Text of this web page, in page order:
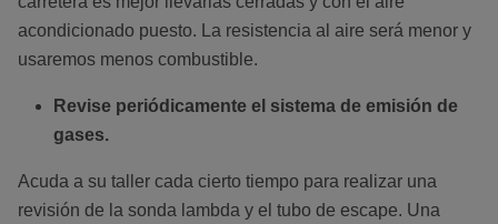
acondicionado puesto. La resistencia al aire será menor y
usaremos menos combustible.
Revise periódicamente el sistema de emisión de
gases.
Acuda a su taller cada cierto tiempo para realizar una
revisión de la sonda lambda y el tubo de escape. Una